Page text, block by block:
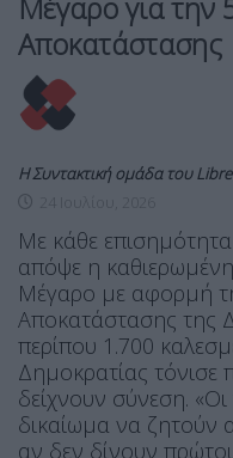
Αποκατάστασης
Η Συντακτική ομάδα του Libre
Με κάθε επισημότητα
απόψε η
Μέγαρο με αφορμή
Αποκατάστασης της
περίπου 1.700
Δημοκρατίας τόνισε
δείχνουν σύνεση. «Οι
δικαίωμα να ζητούν
αν δεν δίνουν